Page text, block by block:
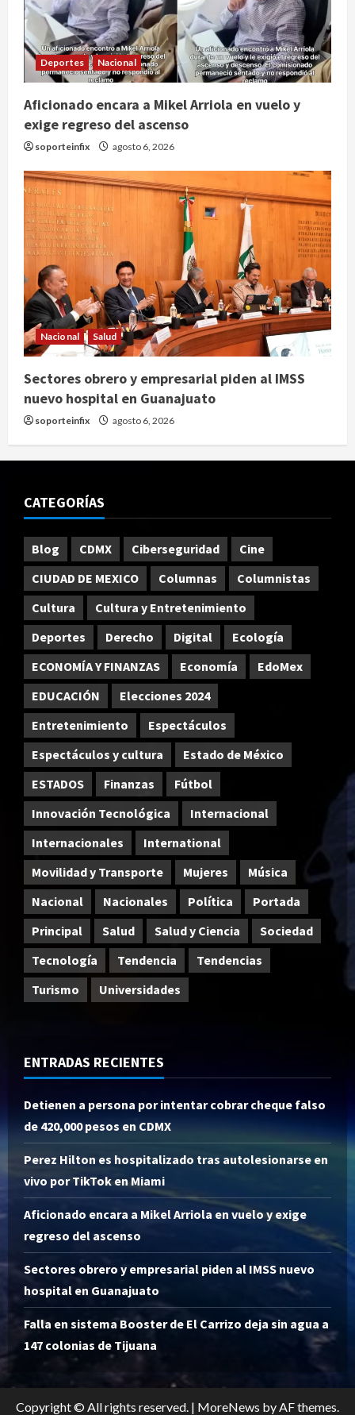
Deportes Nacional
Aficionado encara a Mikel Arriola en vuelo y
exige regreso del ascenso
soporteinfix agosto 6, 2026
Nacional Salud
Sectores obrero y empresarial piden al IMSS
nuevo hospital en Guanajuato
soporteinfix agosto 6, 2026
CATEGORÍAS
Blog CDMX Ciberseguridad
Cine
CIUDAD DE MEXICO
Columnas
Columnistas
Cultura
Cultura y Entretenimiento
Deportes
Derecho Digital
Ecología
ECONOMÍA Y FINANZAS
Economía
EdoMex
EDUCACIÓN
Elecciones 2024
Entretenimiento
Espectáculos
Espectáculos y cultura
Estado de México
ESTADOS
Finanzas
Fútbol
Innovación Tecnológica
Internacional
Internacionales
International
Movilidad y Transporte
Mujeres
Música
Nacional
Nacionales Política
Portada
Principal
Salud Salud y Ciencia
Sociedad
Tecnología
Tendencia
Tendencias
Turismo
Universidades
ENTRADAS RECIENTES
Detienen a persona por intentar cobrar cheque falso
de 420,000 pesos en CDMX
Perez Hilton es hospitalizado tras autolesionarse en
vivo por TikTok en Miami
Aficionado encara a Mikel Arriola en vuelo y exige
regreso del ascenso
Sectores obrero y empresarial piden al IMSS nuevo
hospital en Guanajuato
Falla en sistema Booster de El Carrizo deja sin agua a
147 colonias de Tijuana
Copyright © All rights reserved. | MoreNews by AF themes.